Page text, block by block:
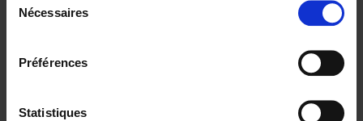
Nécessaires
Préférences
Statistiques
Content Marketing like a